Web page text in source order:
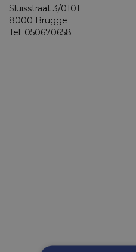
Sluisstraat 3/0101
8000 Brugge
Tel: 050670658